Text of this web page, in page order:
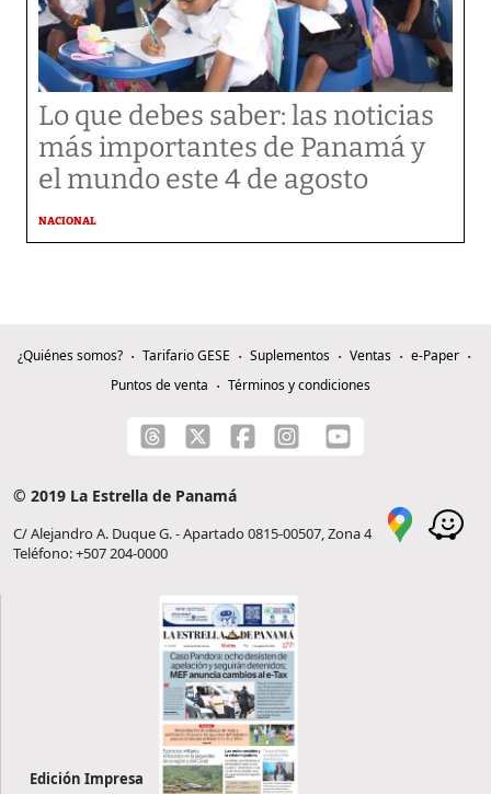
Lo que debes saber: las noticias
más importantes de Panamá y
el mundo este 4 de agosto
NACIONAL
¿Quiénes somos? Tarifario GESE Suplementos Ventas
e-Paper
Puntos de venta
Términos y condiciones
© 2019 La Estrella de Panamá
C/ Alejandro A. Duque G. - Apartado 0815-00507, Zona 4
Teléfono: +507 204-0000
Edición Impresa